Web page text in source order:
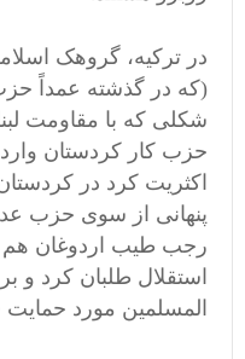
در ترکیه، گروهک
(که در گذشته عمداً
شکلی که با مقاومت
حزب کار کردستان
اکثریت کرد در
پنهانی از سوی حزب
رجب طیب اردوغان هم
استقلال طلبان کرد و
المسلمین مورد